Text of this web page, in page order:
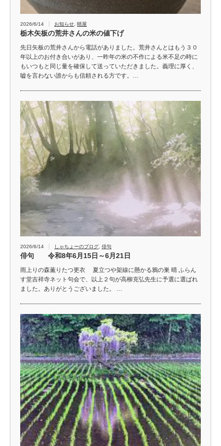
2026/6/14 お知らせ 晴屋
栃木矢板の荒井さんの米の値下げ
先日矢板の荒井さんから電話がありました。荒井さんとはもう３０
年以上のお付き合いがあり、一昨年の米の不作による米不足の時に
もいつもと同じ量を確保して送っていただきました。義理に厚く、
嘘を言わない誰からも信頼される方です。…
2026/6/14 しゃちょーのブログ 俳句
俳句 令和8年6月15日～6月21日
雨上りの森薫りたつ更衣 夏立つや架線に懸かる鴉の巣 晴 ふらん
す堂吉祥寺ネット句会で、以上２句が高柳克弘先生に予選に選ばれ
ました。ありがとうございました。 …